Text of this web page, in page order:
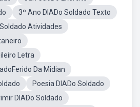
3º Ano DIADo Soldado Texto
Atividades
Letra
Da Midian
Poesia DIADo Soldado
DIADo Soldado